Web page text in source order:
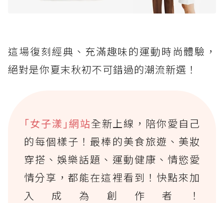
這場復刻經典、充滿趣味的運動時尚體驗，
絕對是你夏末秋初不可錯過的潮流新選！
｢女子漾｣網站全新上線，陪你愛自己
的每個樣子！最棒的美食旅遊、美妝
穿搭、娛樂話題、運動健康、情慾愛
情分享，都能在這裡看到！快點來加
入成為創作者！